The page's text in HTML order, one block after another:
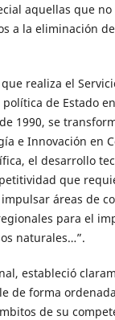
aquellas que
a la eliminación
realiza el
de Estado
1990, se
e Innovación en
el desarrollo
que
áreas de
para el
naturales…”.
estableció
de forma
de su